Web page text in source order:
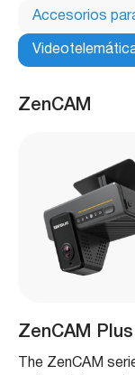
Accesorios
ZenCAM
ZenCAM Plus
The ZenCAM